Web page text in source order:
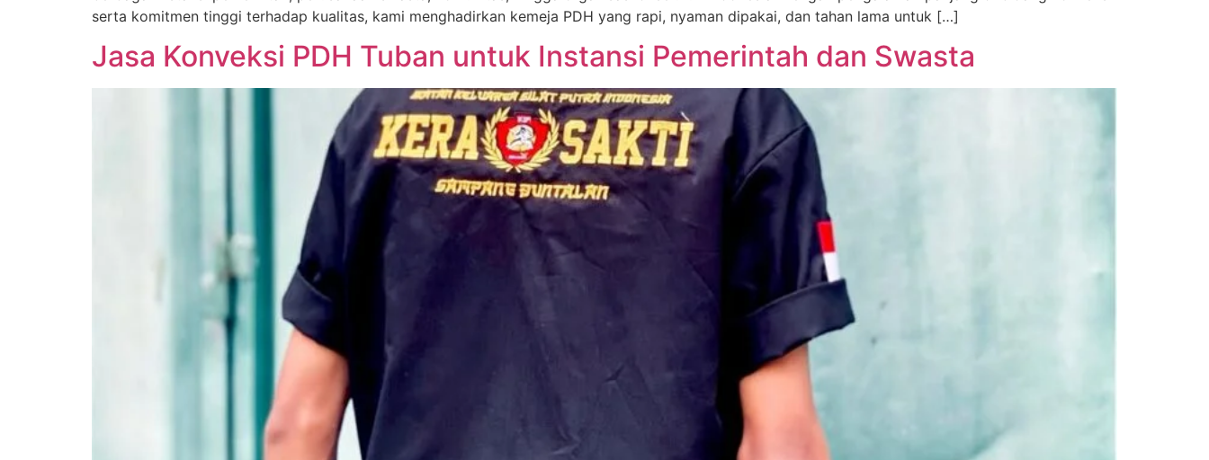
serta komitmen tinggi terhadap kualitas, kami menghadirkan kemeja PDH yang rapi, nyaman dipakai, dan tahan lama untuk […]
Jasa Konveksi PDH Tuban untuk Instansi Pemerintah dan Swasta